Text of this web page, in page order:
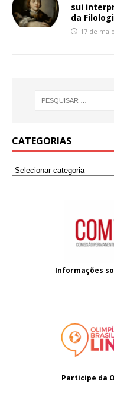
sui
da
17 de
CATEGORIAS
Informações
Participe da